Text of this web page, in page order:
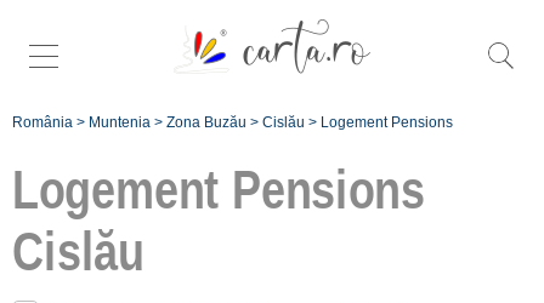
România > Muntenia > Zona Buzău > Cislău > Logement Pensions
Logement Pensions
Cislău
Pensions près de